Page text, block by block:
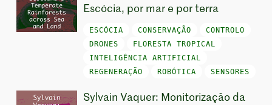
Escócia, por mar e por terra
ESCÓCIA CONSERVAÇÃO
CONTROLO
DRONES
FLORESTA TROPICAL
INTELIGÊNCIA ARTIFICIAL
REGENERAÇÃO
ROBÓTICA SENSORES
Sylvain Vaquer: Monitorização da